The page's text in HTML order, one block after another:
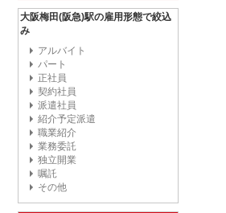
大阪梅田(阪急)駅の雇用形態で絞込
み
アルバイト
パート
正社員
契約社員
派遣社員
紹介予定派遣
職業紹介
業務委託
独立開業
嘱託
その他